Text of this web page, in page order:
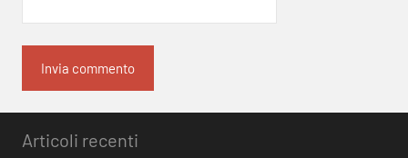
Articoli recenti